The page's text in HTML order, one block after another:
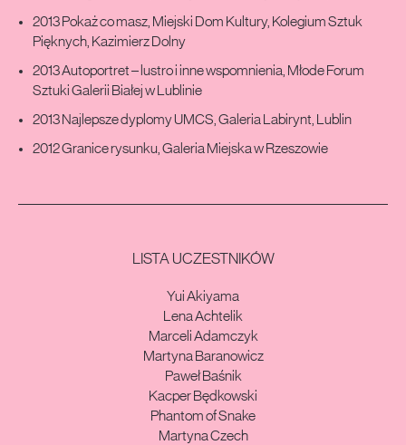
2013 Pokaż co masz, Miejski Dom Kultury, Kolegium Sztuk
Pięknych, Kazimierz Dolny
2013 Autoportret – lustro i inne wspomnienia, Młode Forum
Sztuki Galerii Białej w Lublinie
2013 Najlepsze dyplomy UMCS, Galeria Labirynt, Lublin
2012 Granice rysunku, Galeria Miejska w Rzeszowie
LISTA UCZESTNIKÓW
Yui Akiyama
Lena Achtelik
Marceli Adamczyk
Martyna Baranowicz
Paweł Baśnik
Kacper Będkowski
Phantom of Snake
Martyna Czech